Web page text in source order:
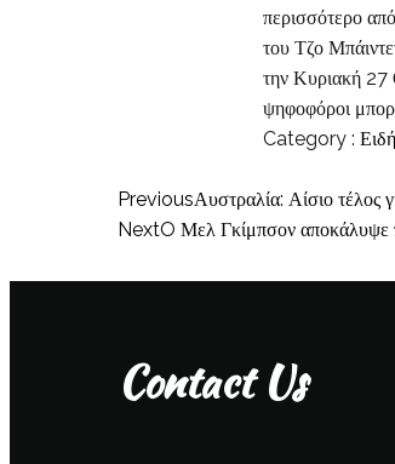
περισσότερο
του Τζο
την Κυριακή 27
ψηφοφόροι
Category :
PreviousΑυστραλία: Αίσιο τέλος
NextO Μελ Γκίμπσον αποκάλυψε
Contact Us